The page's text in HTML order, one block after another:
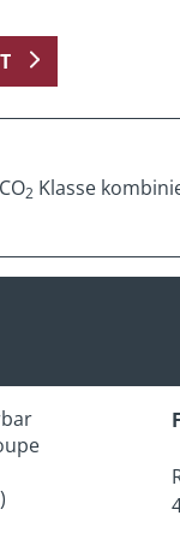
2 Klasse